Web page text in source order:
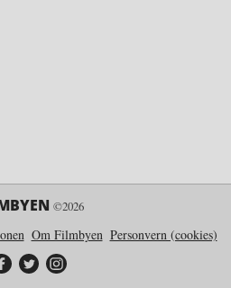
©2026
Om Filmbyen Personvern (cookies)
på Facebook
Filmbyen på Twitter
Filmbyen på Instagram